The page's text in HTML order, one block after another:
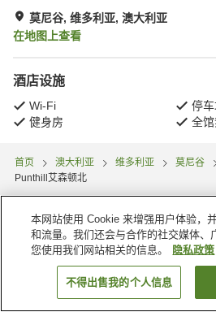
莫尼谷, 维多利亚, 澳大利亚
在地图上查看
酒店设施
Wi-Fi
停
健身房
全馆
首页 澳大利亚 维多利亚 莫尼谷
Punthill艾森顿北
搜索客房
本网站使用 Cookie 来增强用户体验，
和流量。我们还会与合作的社交媒体、
您使用我们网站相关的信息。
隐私政策
不得出售我的个人信息